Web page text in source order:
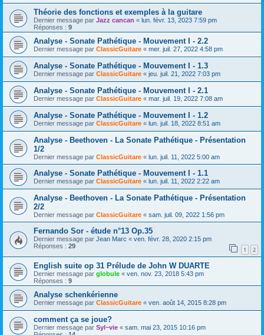
Théorie des fonctions et exemples à la guitare
Dernier message par Jazz cancan « lun. févr. 13, 2023 7:59 pm
Réponses : 9
Analyse - Sonate Pathétique - Mouvement I - 2.2
Dernier message par ClassicGuitare « mer. juil. 27, 2022 4:58 pm
Analyse - Sonate Pathétique - Mouvement I - 1.3
Dernier message par ClassicGuitare « jeu. juil. 21, 2022 7:03 pm
Analyse - Sonate Pathétique - Mouvement I - 2.1
Dernier message par ClassicGuitare « mar. juil. 19, 2022 7:08 am
Analyse - Sonate Pathétique - Mouvement I - 1.2
Dernier message par ClassicGuitare « lun. juil. 18, 2022 8:51 am
Analyse - Beethoven - La Sonate Pathétique - Présentation
1/2
Dernier message par ClassicGuitare « lun. juil. 11, 2022 5:00 am
Analyse - Sonate Pathétique - Mouvement I - 1.1
Dernier message par ClassicGuitare « lun. juil. 11, 2022 2:22 am
Analyse - Beethoven - La Sonate Pathétique - Présentation
2/2
Dernier message par ClassicGuitare « sam. juil. 09, 2022 1:56 pm
Fernando Sor - étude n°13 Op.35
Dernier message par Jean Marc « ven. févr. 28, 2020 2:15 pm
Réponses : 29 1 2
English suite op 31 Prélude de John W DUARTE
Dernier message par globule « ven. nov. 23, 2018 5:43 pm
Réponses : 9
Analyse schenkérienne
Dernier message par ClassicGuitare « ven. août 14, 2015 8:28 pm
comment ça se joue?
Dernier message par Syl~vie « sam. mai 23, 2015 10:16 pm